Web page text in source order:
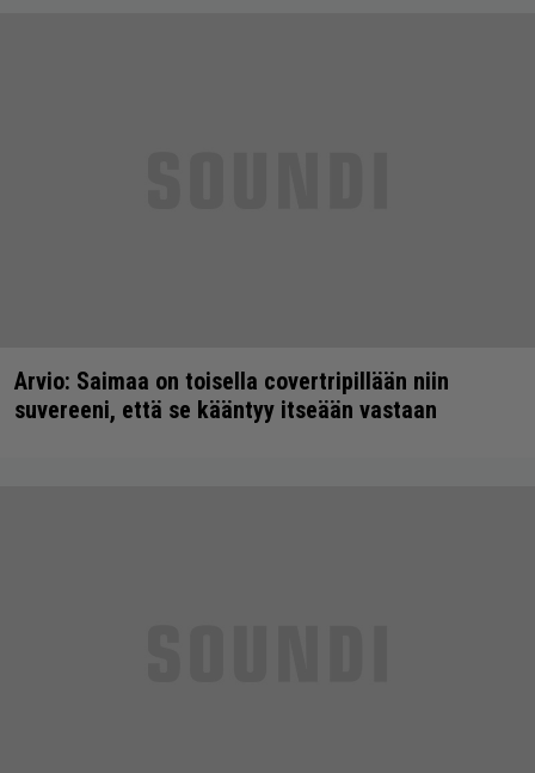
Arvio: Saimaa on toisella covertripillään niin
suvereeni, että se kääntyy itseään vastaan